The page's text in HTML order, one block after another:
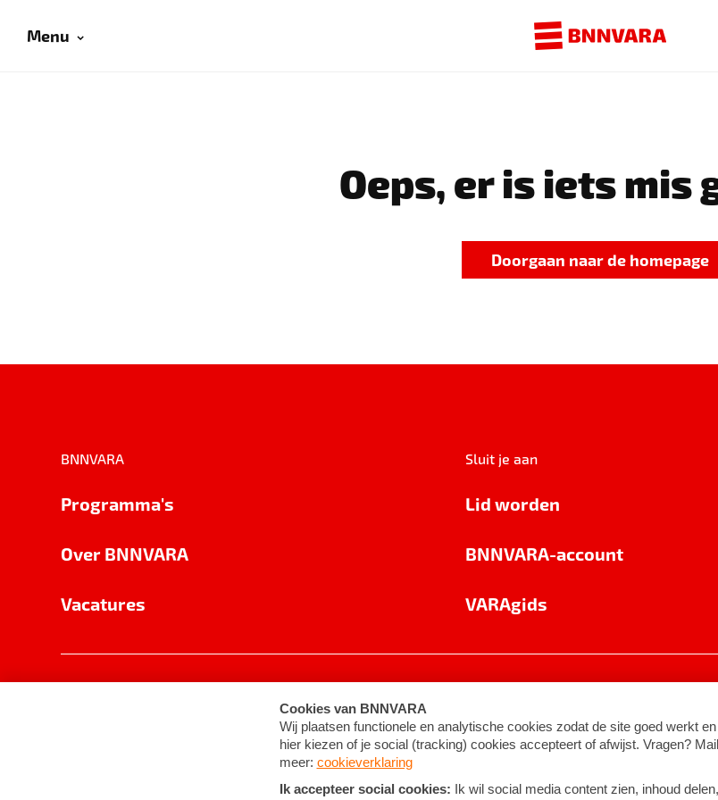
Menu
Oeps, er is iets mis
Doorgaan naar de homepage
BNNVARA
Programma's
Over BNNVARA
Vacatures
Sluit je aan
Lid worden
BNNVARA-account
VARAgids
Cookie-instellingen Algemene voorwaarden ©2026BNNVARA